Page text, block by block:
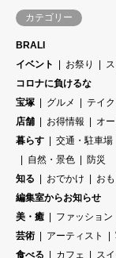
カテゴリー
BRALI
イベント
お祭り
コロナに負けるな
宝塚
グルメ テイ
店舗
お得情報 オ
暮らす
交通・駐車場
自然・景色
防災
知る
おでかけ お
編集室からお知らせ
美・癒
ファッション
芸術
アーティスト
食べる
カフェ ス